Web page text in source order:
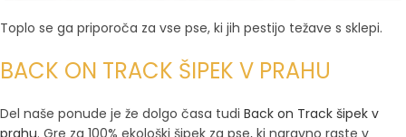
Toplo se ga priporoča za vse pse, ki jih pestijo težave s sklepi.
BACK ON TRACK ŠIPEK V PRAHU
Del naše ponude je že dolgo časa tudi Back on Track šipek v
prahu. Gre za 100% ekološki šipek za pse, ki naravno raste v